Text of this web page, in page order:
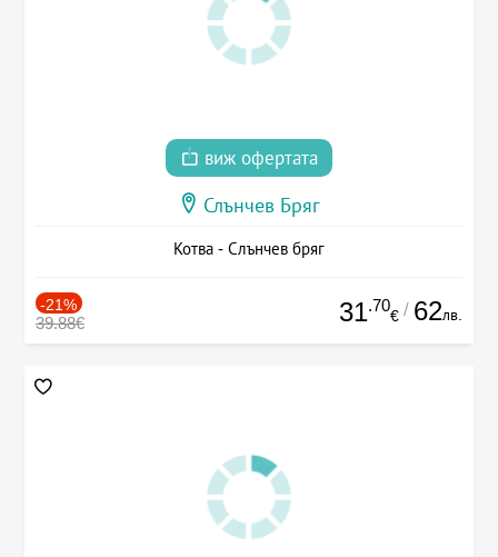
виж офертата
Слънчев Бряг
Котва - Слънчев бряг
-21%
39.88€ 31.70
€ / 62лв.